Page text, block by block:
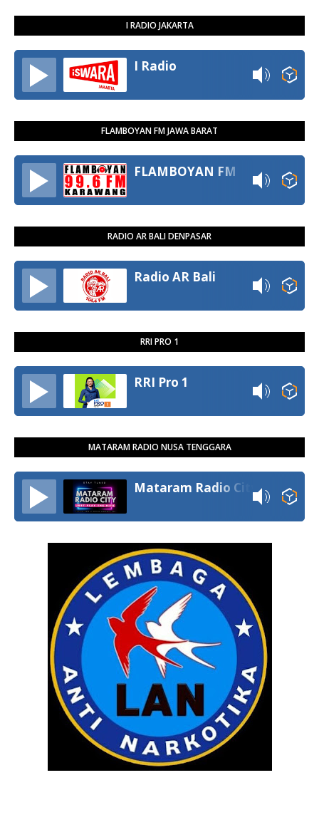
I RADIO JAKARTA
I Radio
FLAMBOYAN FM JAWA BARAT
FLAMBOYAN FM
RADIO AR BALI DENPASAR
Radio AR Bali
RRI PRO 1
RRI Pro 1
MATARAM RADIO NUSA TENGGARA
Mataram Radio City